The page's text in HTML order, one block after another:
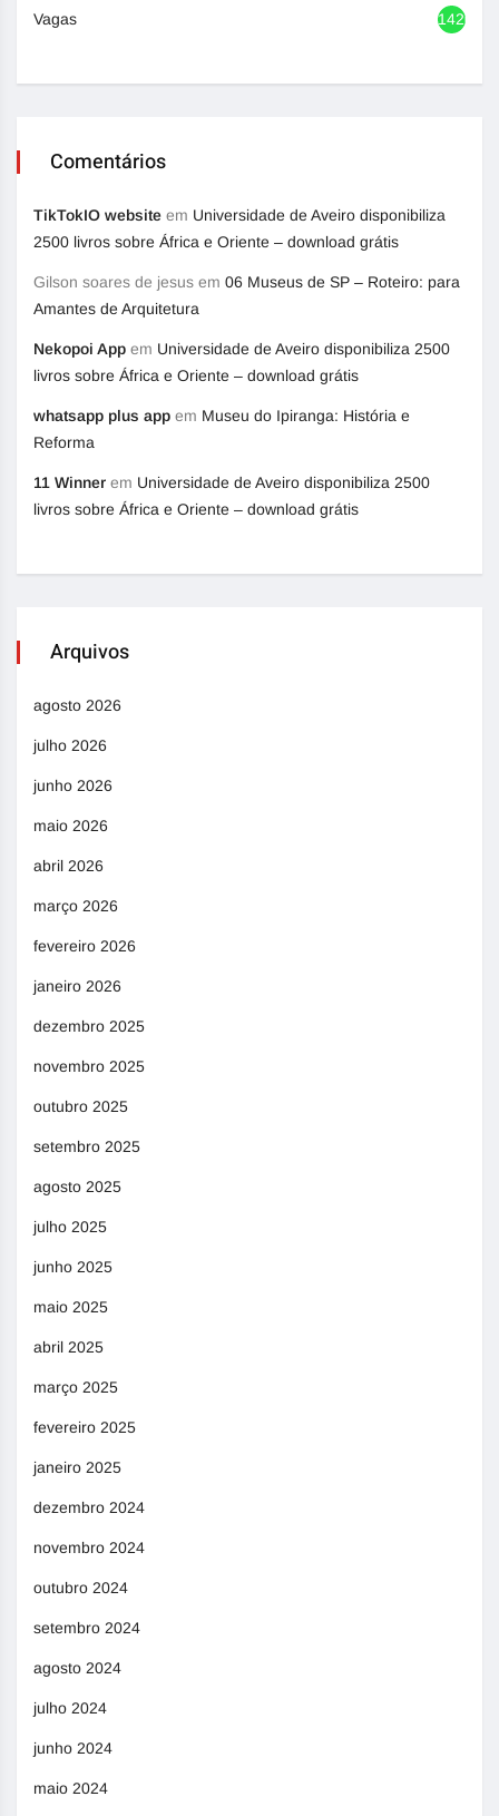
Vagas 1420
Comentários
TikTokIO website em Universidade de Aveiro disponibiliza
2500 livros sobre África e Oriente – download grátis
Gilson soares de jesus em 06 Museus de SP – Roteiro: para
Amantes de Arquitetura
Nekopoi App em Universidade de Aveiro disponibiliza 2500
livros sobre África e Oriente – download grátis
whatsapp plus app em Museu do Ipiranga: História e
Reforma
11 Winner em Universidade de Aveiro disponibiliza 2500
livros sobre África e Oriente – download grátis
Arquivos
agosto 2026
julho 2026
junho 2026
maio 2026
abril 2026
março 2026
fevereiro 2026
janeiro 2026
dezembro 2025
novembro 2025
outubro 2025
setembro 2025
agosto 2025
julho 2025
junho 2025
maio 2025
abril 2025
março 2025
fevereiro 2025
janeiro 2025
dezembro 2024
novembro 2024
outubro 2024
setembro 2024
agosto 2024
julho 2024
junho 2024
maio 2024